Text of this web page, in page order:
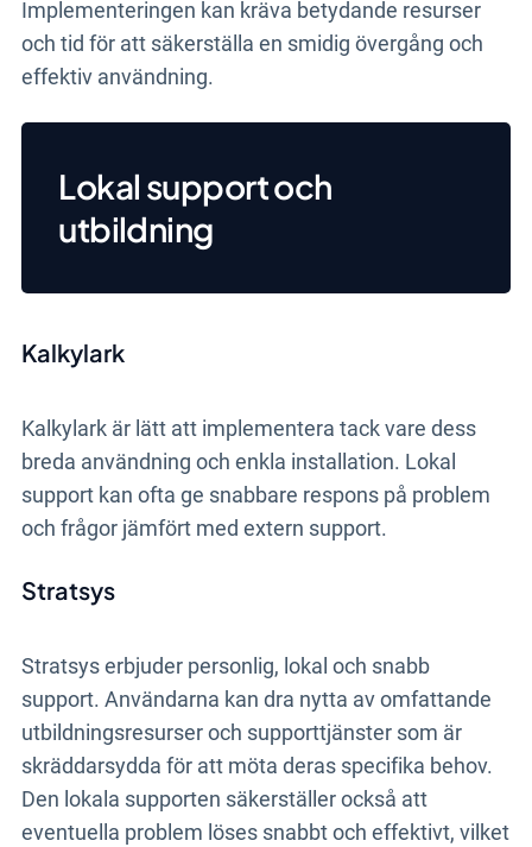
Implementeringen kan kräva betydande resurser
och tid för att säkerställa en smidig övergång och
effektiv användning.
Lokal support och
utbildning
Kalkylark
Kalkylark är lätt att implementera tack vare dess
breda användning och enkla installation. Lokal
support kan ofta ge snabbare respons på problem
och frågor jämfört med extern support.
Stratsys
Stratsys erbjuder personlig, lokal och snabb
support. Användarna kan dra nytta av omfattande
utbildningsresurser och supporttjänster som är
skräddarsydda för att möta deras specifika behov.
Den lokala supporten säkerställer också att
eventuella problem löses snabbt och effektivt, vilket